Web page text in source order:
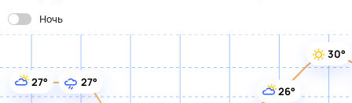
Ночь
27° 27°
26°
30°